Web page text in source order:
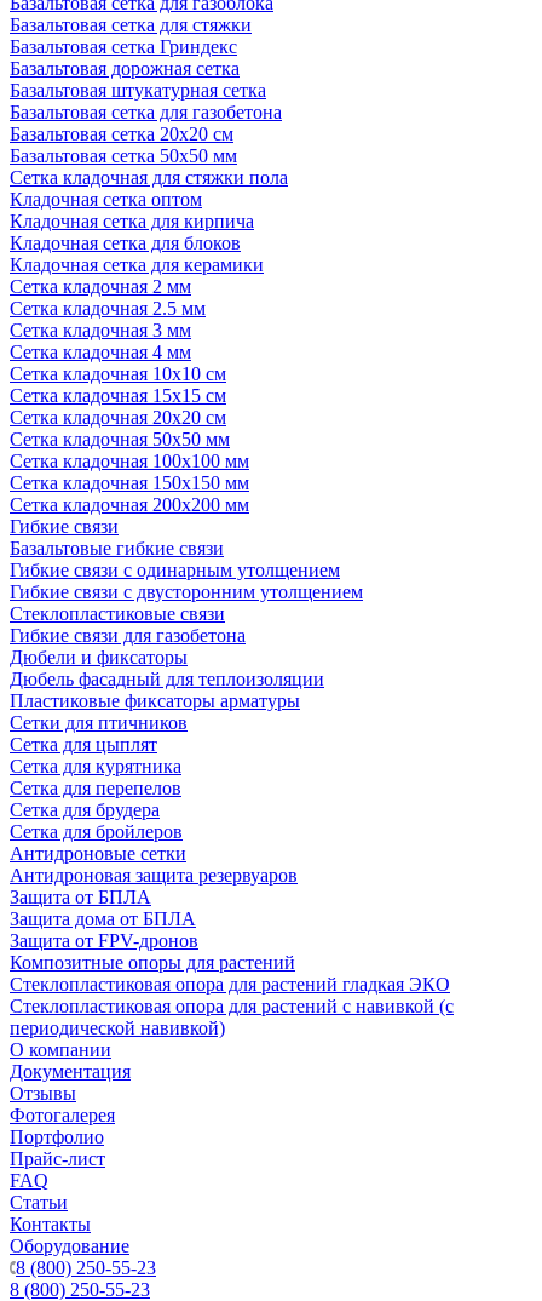
Базальтовая сетка для стяжки
Базальтовая сетка Гриндекс
Базальтовая дорожная сетка
Базальтовая штукатурная сетка
Базальтовая сетка для газобетона
Базальтовая сетка 20x20 см
Базальтовая сетка 50x50 мм
Сетка кладочная для стяжки пола
Кладочная сетка оптом
Кладочная сетка для кирпича
Кладочная сетка для блоков
Кладочная сетка для керамики
Сетка кладочная 2 мм
Сетка кладочная 2.5 мм
Сетка кладочная 3 мм
Сетка кладочная 4 мм
Сетка кладочная 10x10 см
Сетка кладочная 15x15 см
Сетка кладочная 20x20 см
Сетка кладочная 50x50 мм
Сетка кладочная 100x100 мм
Сетка кладочная 150x150 мм
Сетка кладочная 200x200 мм
Гибкие связи
Базальтовые гибкие связи
Гибкие связи с одинарным утолщением
Гибкие связи с двусторонним утолщением
Стеклопластиковые связи
Гибкие связи для газобетона
Дюбели и фиксаторы
Дюбель фасадный для теплоизоляции
Пластиковые фиксаторы арматуры
Сетки для птичников
Сетка для цыплят
Сетка для курятника
Сетка для перепелов
Сетка для брудера
Сетка для бройлеров
Антидроновые сетки
Антидроновая защита резервуаров
Защита от БПЛА
Защита дома от БПЛА
Защита от FPV-дронов
Композитные опоры для растений
Стеклопластиковая опора для растений гладкая ЭКО
Стеклопластиковая опора для растений с навивкой (с
периодической навивкой)
О компании
Документация
Отзывы
Фотогалерея
Портфолио
Прайс-лист
FAQ
Статьи
Контакты
Оборудование
8 (800) 250-55-23
8 (800) 250-55-23